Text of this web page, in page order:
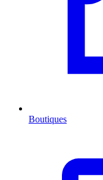
Boutiques